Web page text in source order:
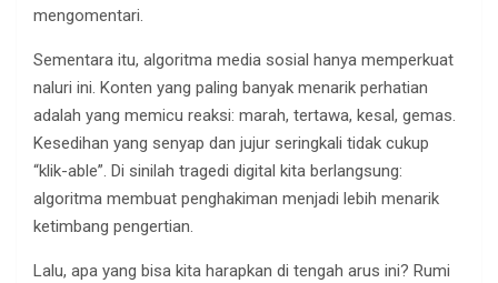
mengomentari.
Sementara itu, algoritma media sosial hanya memperkuat
naluri ini. Konten yang paling banyak menarik perhatian
adalah yang memicu reaksi: marah, tertawa, kesal, gemas.
Kesedihan yang senyap dan jujur seringkali tidak cukup
“klik-able”. Di sinilah tragedi digital kita berlangsung:
algoritma membuat penghakiman menjadi lebih menarik
ketimbang pengertian.
Lalu, apa yang bisa kita harapkan di tengah arus ini? Rumi